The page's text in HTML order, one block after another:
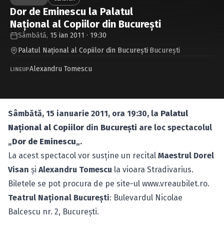
Dor de Eminescu la Palatul
Naţional al Copiilor din Bucureşti
Sâmbătă, 15 ian 2011 · 19:30
Palatul Naţional al Copiilor din București·Bucureşti
LINEUPAlexandru Tomescu
Sâmbătă, 15 ianuarie 2011, ora 19:30, la Palatul
Naţional al Copiilor din Bucureşti are loc spectacolul
„Dor de Eminescu„.
La acest spectacol vor susţine un recital Maestrul Dorel
Visan şi Alexandru Tomescu la vioara Stradivarius.
Biletele se pot procura de pe site-ul www.vreaubilet.ro.
Teatrul Naţional Bucureşti: Bulevardul Nicolae
Balcescu nr. 2, Bucureşti.